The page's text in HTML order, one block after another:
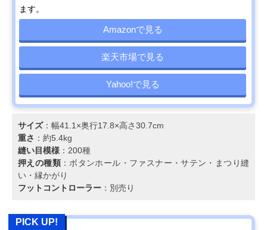
ます。
Amazonで見る
楽天市場で見る
Yahoo!で見る
サイズ：幅41.1×奥行17.8×高さ30.7cm
重さ ：約5.4kg
縫い目模様 ：200種
押えの種類：ボタンホール・ファスナー・サテン・まつり縫
い・縁かがり
フットコントローラー ：別売り
PICK UP!